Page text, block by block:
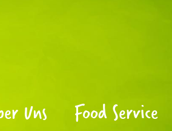
Uns Food Service